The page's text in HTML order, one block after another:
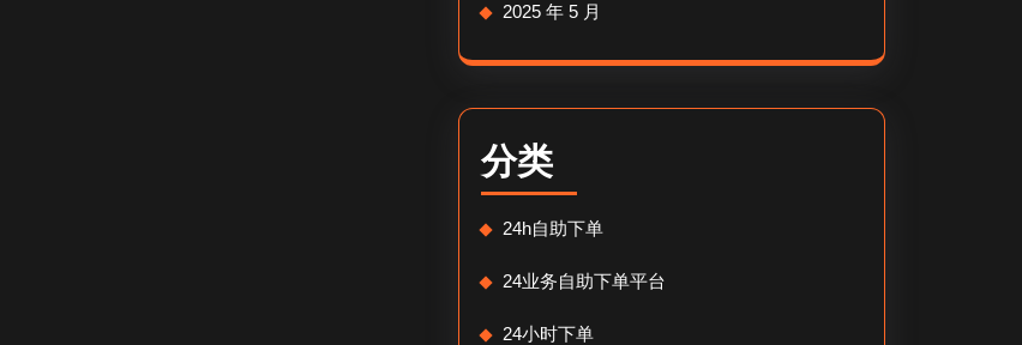
2025 年 5 月
分类
24h自助下单
24业务自助下单平台
24小时下单